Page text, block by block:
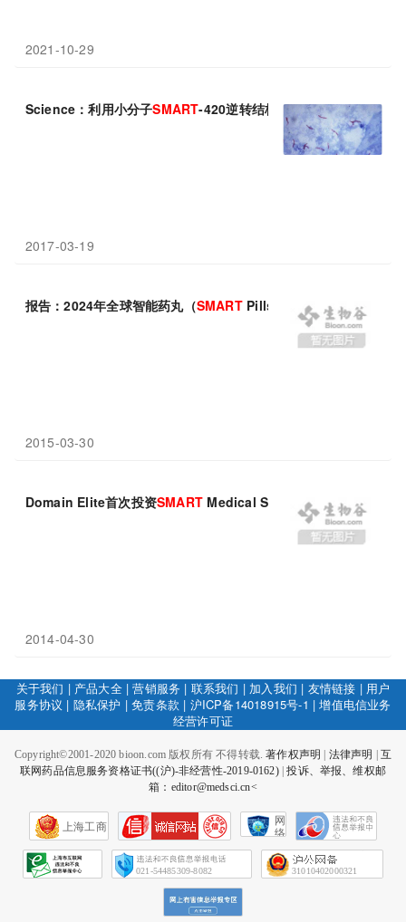
2021-10-29
Science：利用小分子SMART-420逆转结核分枝杆菌的抗生素耐
2017-03-19
报告：2024年全球智能药丸（SMARTPills）市场将达到90亿美元
2015-03-30
Domain Elite首次投资SMART Medical Systems
2014-04-30
关于我们 | 产品大全|营销服务 | 联系我们 | 加入我们 | 友情链接 | 用户
服务协议 | 隐私保护 |免责条款 | 沪ICP备14018915号-1 |增值电信业务
经营许可证
Copyright©2001-2020 bioon.com 版权所有 不得转载.著作权声明 法律声明
互
联网药品信息服务资格证书((沪)-非经营性-2019-0162)|投诉、举报、维权邮
箱：editor@medsci.cn<
上海工商
网
络
会
征
021-54485309-8082 31010402000321